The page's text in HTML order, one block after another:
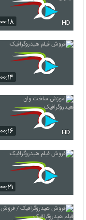
۰۰:۱۸ HD
۰۰:۱۴
۰۰:۱۶ HD
۰۰:۲۱